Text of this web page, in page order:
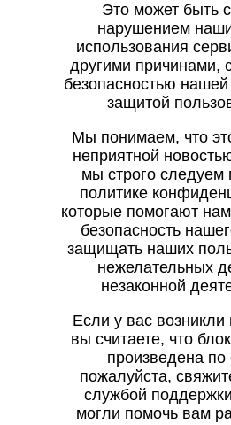
Это может быть
нарушением
использования
другими причинами,
безопасностью
защитой
Мы понимаем, что
неприятной
мы строго следуем
политике
которые помогают
безопасность
защищать наших
нежелательных
незаконной
Если у вас
вы считаете, что
произведена
пожалуйста,
службой
могли помочь вам